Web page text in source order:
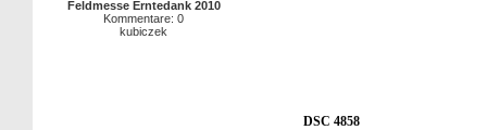
Feldmesse Erntedank 2010
Kommentare: 0
kubiczek
DSC 4858